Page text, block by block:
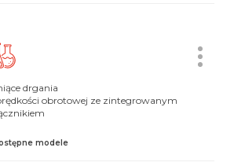
drgania
obrotowej ze zintegrowanym
modele